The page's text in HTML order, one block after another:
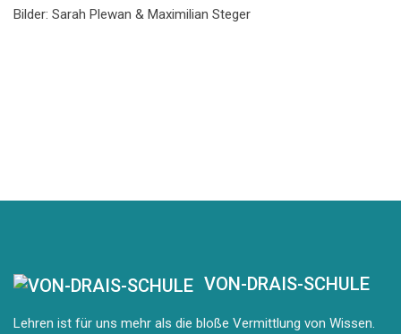
Bilder: Sarah Plewan & Maximilian Steger
VON-DRAIS-SCHULE
Lehren ist für uns mehr als die bloße Vermittlung von Wissen.